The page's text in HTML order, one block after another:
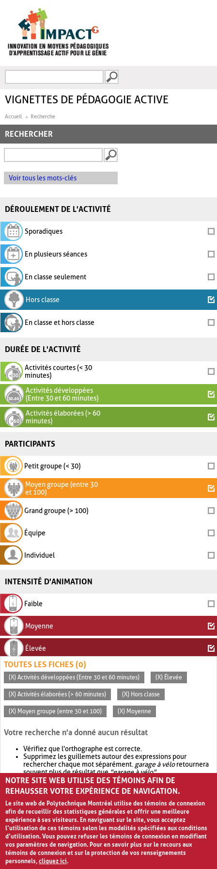
FORMULAIRE DE
VIGNETTES DE PÉDAGOGIE ACTIVE
Accueil Recherche
RECHERCHER
Voir tous les mots-clés
DÉROULEMENT DE L'ACTIVITÉ
Sporadiques
En plusieurs séances
En classe seulement
Hors classe
En classe et hors classe
DURÉE DE L'ACTIVITÉ
Activités courtes (< 30
minutes)
Activités développées
(Entre 30 et 60 minutes)
Activités élaborées (> 60
minutes)
PARTICIPANTS
Petit groupe (< 30)
Moyen groupe (entre 30
et 100)
Grand groupe (> 100)
Équipe
Individuel
INTENSITÉ D'ANIMATION
Faible
Moyenne
Élevée
TOUTES LES FICHES (0)
(X) Activités développées (Entre 30 et 60 minutes) (X) Élevée
(X) Activités élaborées (> 60 minutes) (X) Hors classe
(X) Moyen groupe (entre 30 et 100) (X) Moyenne
Votre recherche n'a donné aucun résultat
Vérifiez que l'orthographe est correcte.
Supprimez les guillemets autour des expressions pour
rechercher chaque mot séparément. garage à véloretournera
souvent plus de résultat que"garage à vélo".
Envisagez d'élargir votre recherche avec OR.garage OR vélo
retournera souvent plus de résultat quegarage à vélo
NOTRE SITE WEB UTILISE DES TÉMOINS AFIN DE
REHAUSSER VOTRE EXPÉRIENCE DE NAVIGATION.
Le site web de Polytechnique Montréal utilise des témoins de connexion
afin de recueillir des statistiques générales et offrir une meilleure
expérience à ses visiteurs. En naviguant sur le site, vous acceptez
l’utilisation de ces témoins selon les modalités spécifiées aux conditions
d’utilisation. Vous pouvez refuser les témoins de connexion en modifiant
vos paramètres de navigation. Pour en savoir plus sur le recours aux
témoins de connexion et sur la protection de vos renseignements
personnels,cliquez ici.